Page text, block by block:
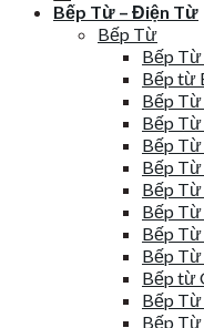
Bếp Từ – Điện Từ
Bếp Từ
Bếp
Bếp từ
Bếp
Bếp Từ
Bếp Từ
Bếp Từ
Bếp Từ
Bếp Từ
Bếp Từ
Bếp Từ
Bếp từ
Bếp Từ
Bếp